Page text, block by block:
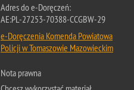
Adres do e-Doręczeń:
AE:PL-27253-70388-CCGBW-29
e-Doręczenia Komenda Powiatowa
Policji w Tomaszowie Mazowieckim
Nota prawna